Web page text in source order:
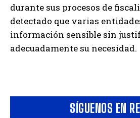
SÍGUENOS EN
durante sus procesos de
detectado que varias
información sensible sin
adecuadamente su necesidad.